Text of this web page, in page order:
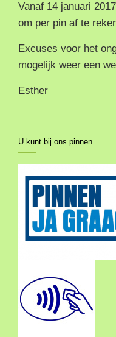
Vanaf 14 januari
om per pin af te
Excuses voor het
mogelijk weer een
Esther
U kunt bij ons pinnen